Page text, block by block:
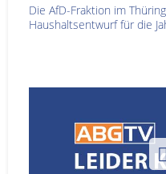
Die AfD-Fraktion im
Haushaltsentwurf für die